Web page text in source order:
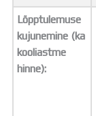
Lõpptulemuse
kujunemine (ka
kooliastme
hinne):